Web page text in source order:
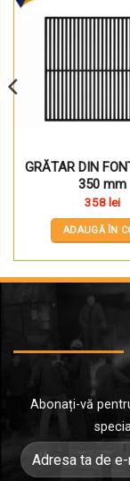
Pune în
GRĂTAR DIN
350 mm
358 lei
ADAUGĂ ÎN
Abonați-vă